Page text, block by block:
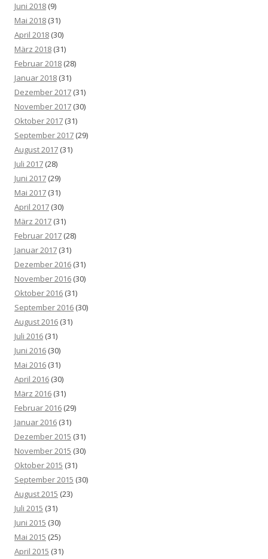
Juni 2018 (9)
Mai 2018 (31)
April 2018 (30)
März 2018 (31)
Februar 2018 (28)
Januar 2018 (31)
Dezember 2017 (31)
November 2017 (30)
Oktober 2017 (31)
September 2017 (29)
August 2017 (31)
Juli 2017 (28)
Juni 2017 (29)
Mai 2017 (31)
April 2017 (30)
März 2017 (31)
Februar 2017 (28)
Januar 2017 (31)
Dezember 2016 (31)
November 2016 (30)
Oktober 2016 (31)
September 2016 (30)
August 2016 (31)
Juli 2016 (31)
Juni 2016 (30)
Mai 2016 (31)
April 2016 (30)
März 2016 (31)
Februar 2016 (29)
Januar 2016 (31)
Dezember 2015 (31)
November 2015 (30)
Oktober 2015 (31)
September 2015 (30)
August 2015 (23)
Juli 2015 (31)
Juni 2015 (30)
Mai 2015 (25)
April 2015 (31)